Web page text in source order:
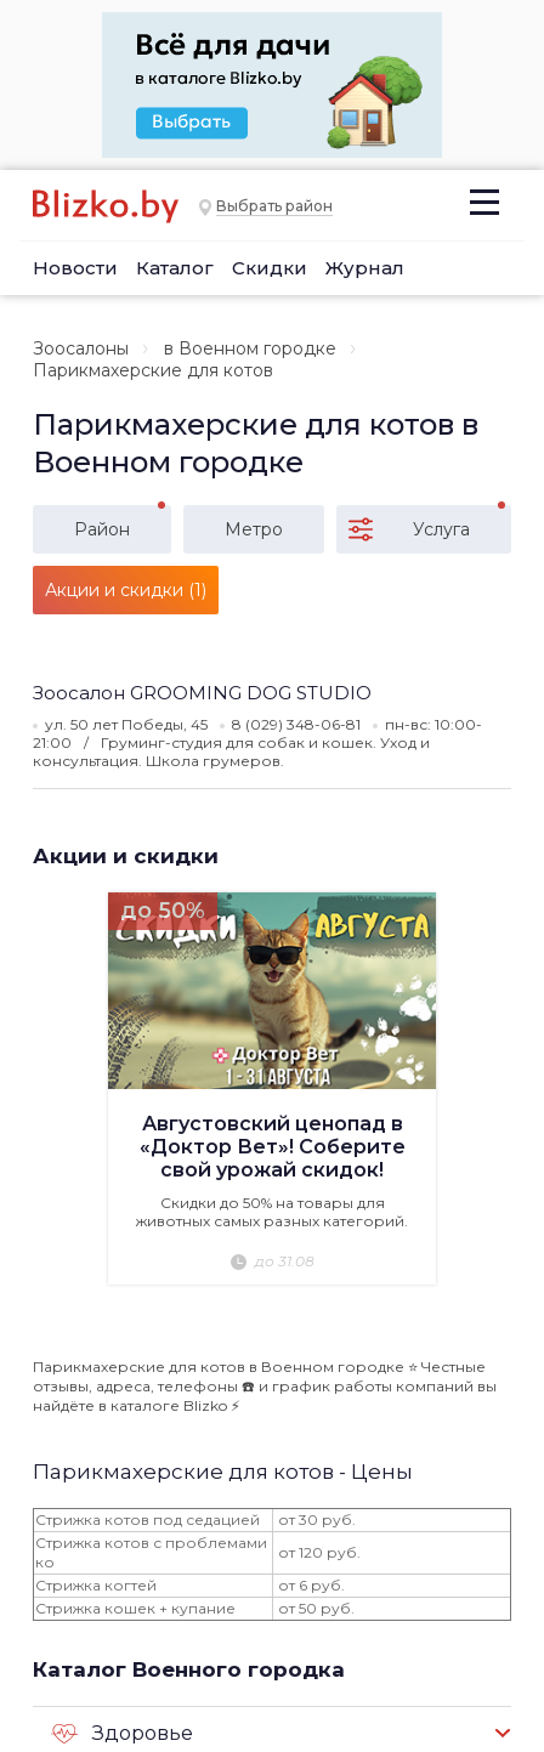
Выбрать район
Новости Каталог Скидки Журнал
Зоосалоны
в Военном городке
Парикмахерские для котов
Парикмахерские для котов в
Военном городке
Район Метро Услуга
Акции и скидки (1)
Зоосалон GROOMING DOG STUDIO
ул. 50 лет Победы, 45 8 (029) 348-06-81
пн-вс: 10:00-
21:00
Груминг-студия для собак и кошек. Уход и
консультация. Школа грумеров.
Акции и скидки
до 50%
Августовский ценопад в
«Доктор Вет»! Соберите
свой урожай скидок!
Скидки до 50% на товары для
животных самых разных категорий.
до 31.08
Парикмахерские для котов в Военном городке ⭐️ Честные
отзывы, адреса, телефоны ☎️ и график работы компаний вы
найдёте в каталоге Blizko ⚡️
Парикмахерские для котов - Цены
Стрижка котов под седацией
от 30 руб.
Стрижка котов с проблемами
ко
от 120 руб.
Стрижка когтей
от 6 руб.
Стрижка кошек + купание
от 50 руб.
Каталог Военного городка
Здоровье